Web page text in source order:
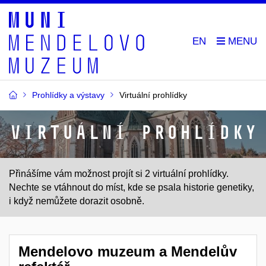
EN
Prohlídky a výstavy Virtuální prohlídky
virtuální prohlídky
Přinášíme vám možnost projít si 2 virtuální prohlídky.
Nechte se vtáhnout do míst, kde se psala historie genetiky,
i když nemůžete dorazit osobně.
Mendelovo muzeum a Mendelův